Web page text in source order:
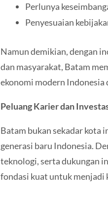
Perlunya
Penyesuaian
Namun demikian, dengan
dan masyarakat, Batam
ekonomi modern Indonesia
Peluang Karier dan
Batam bukan sekadar kota
generasi baru Indonesia.
teknologi, serta dukungan
fondasi kuat untuk menjadi